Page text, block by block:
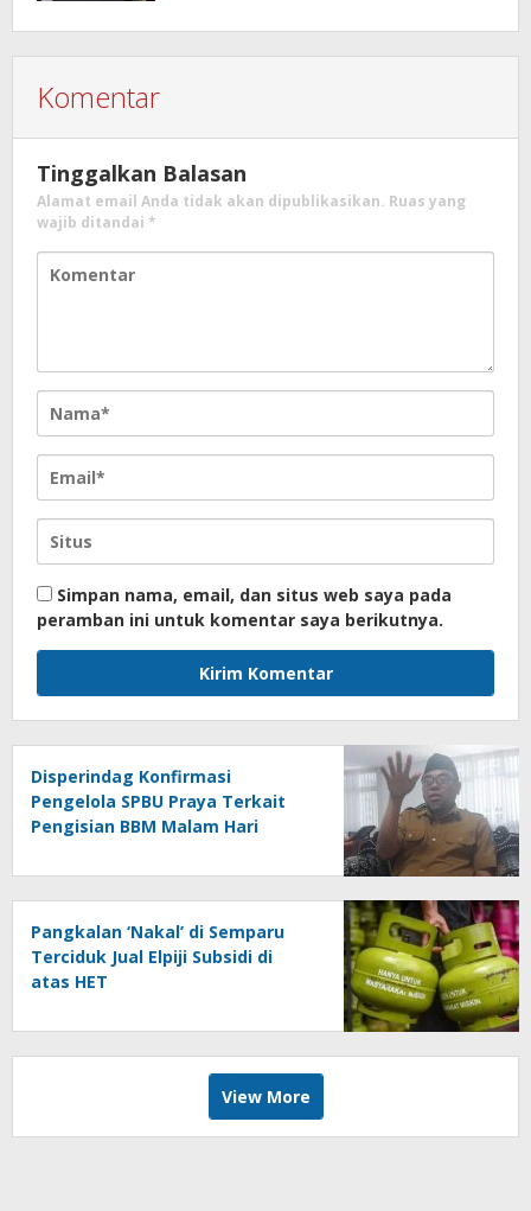
Komentar
Tinggalkan Balasan
Alamat email Anda tidak akan dipublikasikan. Ruas yang
wajib ditandai *
Simpan nama, email, dan situs web saya pada
peramban ini untuk komentar saya berikutnya.
Disperindag Konfirmasi
Pengelola SPBU Praya Terkait
Pengisian BBM Malam Hari
Pangkalan ‘Nakal’ di Semparu
Terciduk Jual Elpiji Subsidi di
atas HET
View More